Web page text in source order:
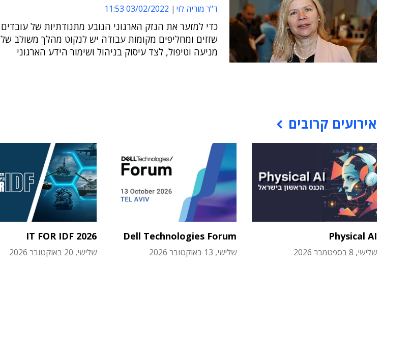
ד"ר מוריה לוי 03/02/2022 11:53
כדי למזער את הנזק הארגוני הנובע מתנודתיות של עובדים
שזזים ומחליפים מקומות עבודה יש לנקוט מהלך משולב של
מניעה וטיפול, לצד עיסוק בניהול ושימור הידע הארגוני
אירועים קרובים
Physical AI
שלישי, 8 בספטמבר 2026
Dell Technologies Forum
שלישי, 13 באוקטובר 2026
IT FOR IDF 2026
שלישי, 20 באוקטובר 2026